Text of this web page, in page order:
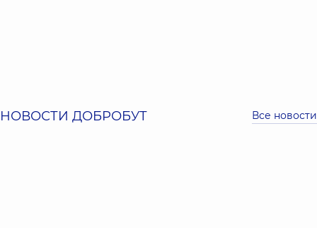
НОВОСТИ ДОБРОБУТ Все новости